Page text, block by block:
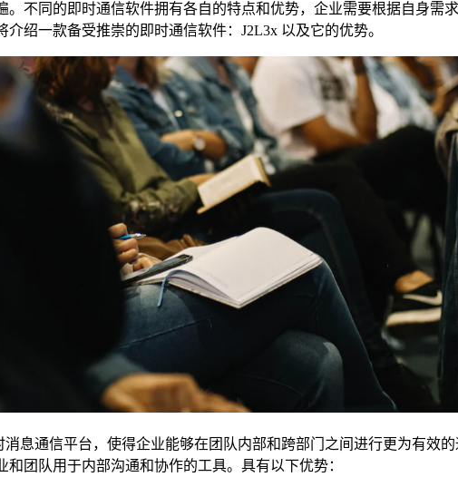
。不同的即时通信软件拥有各自的特点和优势，企业需要根据自身需
绍一款备受推崇的即时通信软件：J2L3x 以及它的优势。
消息通信平台，使得企业能够在团队内部和跨部门之间进行更为有效
和团队用于内部沟通和协作的工具。具有以下优势：